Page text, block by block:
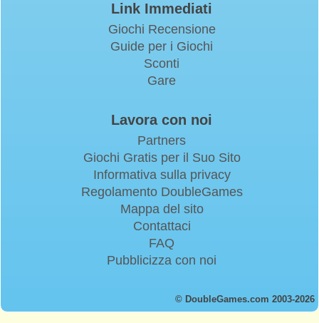
Link Immediati
Giochi Recensione
Guide per i Giochi
Sconti
Gare
Lavora con noi
Partners
Giochi Gratis per il Suo Sito
Informativa sulla privacy
Regolamento DoubleGames
Mappa del sito
Contattaci
FAQ
Pubblicizza con noi
© DoubleGames.com 2003-2026